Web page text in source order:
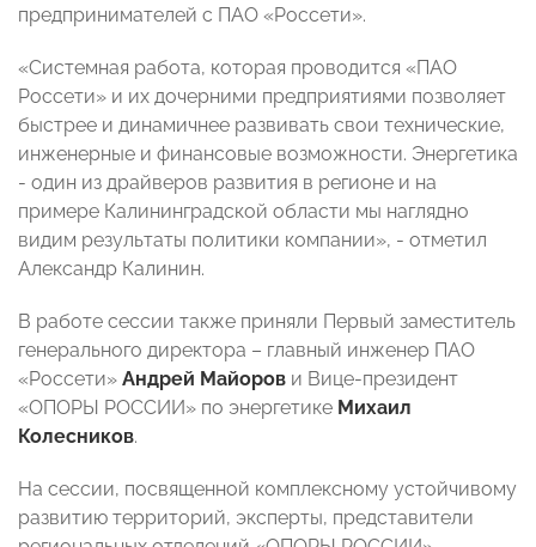
предпринимателей с ПАО «Россети».
«Системная работа, которая проводится «ПАО
Россети» и их дочерними предприятиями позволяет
быстрее и динамичнее развивать свои технические,
инженерные и финансовые возможности. Энергетика
- один из драйверов развития в регионе и на
примере Калининградской области мы наглядно
видим результаты политики компании», - отметил
Александр Калинин.
В работе сессии также приняли Первый заместитель
генерального директора – главный инженер ПАО
«Россети» Андрей Майоров и Вице-президент
«ОПОРЫ РОССИИ» по энергетике Михаил
Колесников.
На сессии, посвященной комплексному устойчивому
развитию территорий, эксперты, представители